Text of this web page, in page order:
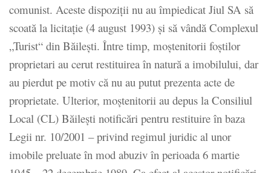
comunist. Aceste dispoziții nu au împiedicat Jiul SA să
scoată la licitație (4 august 1993) și să vândă Complexul
„Turist“ din Băilești. Între timp, moștenitorii foștilor
proprietari au cerut restituirea în natură a imobilului, dar
au pierdut pe motiv că nu au putut prezenta acte de
proprietate. Ulterior, moștenitorii au depus la Consiliul
Local (CL) Băilești notificări pentru restituire în baza
Legii nr. 10/2001 – privind regimul juridic al unor
imobile preluate în mod abuziv în perioada 6 martie